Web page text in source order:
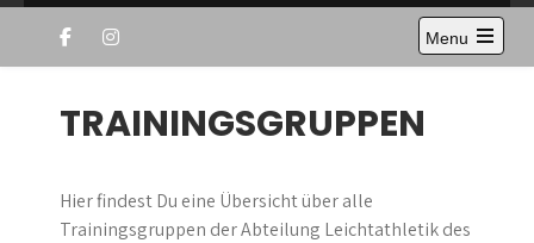
Menu
Open
TRAININGSGRUPPEN
Hier findest Du eine Übersicht über alle
Trainingsgruppen der Abteilung Leichtathletik des